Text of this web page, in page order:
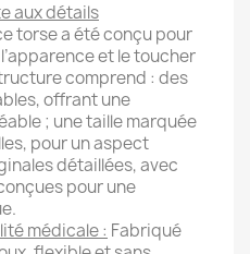
aux détails
torse a été conçu pour
et le toucher
comprend : des
offrant une
; une taille marquée
pour un aspect
détaillées, avec
pour une
médicale : Fabriqué